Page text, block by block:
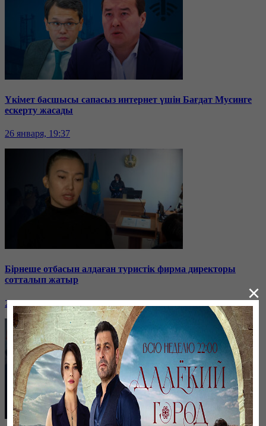
Үкімет басшысы сапасыз интернет үшін Бағдат Мусинге
ескерту жасады
26 января, 19:37
Бірнеше отбасын алдаған туристік фирма директоры
сотталып жатыр
26 января, 19:36 ×